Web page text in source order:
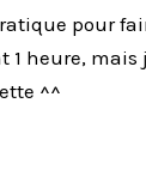
pour
heure, mais
^^